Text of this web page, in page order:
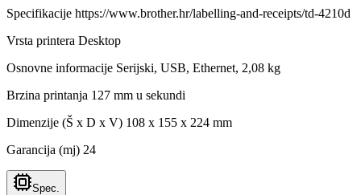
Specifikacije https://www.brother.hr/labelling-and-receipts/td-4210d
Vrsta printera Desktop
Osnovne informacije Serijski, USB, Ethernet, 2,08 kg
Brzina printanja 127 mm u sekundi
Dimenzije (Š x D x V) 108 x 155 x 224 mm
Garancija (mj) 24
Spec.